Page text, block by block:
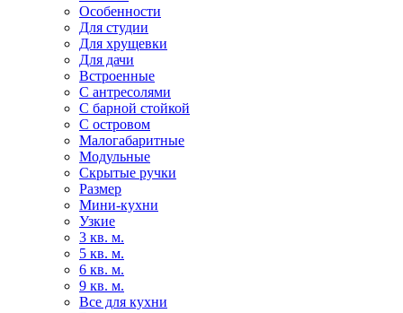
Особенности
Для студии
Для хрущевки
Для дачи
Встроенные
С антресолями
С барной стойкой
С островом
Малогабаритные
Модульные
Скрытые ручки
Размер
Мини-кухни
Узкие
3 кв. м.
5 кв. м.
6 кв. м.
9 кв. м.
Все для кухни